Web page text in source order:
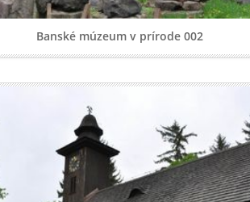
Banské múzeum v prírode 002